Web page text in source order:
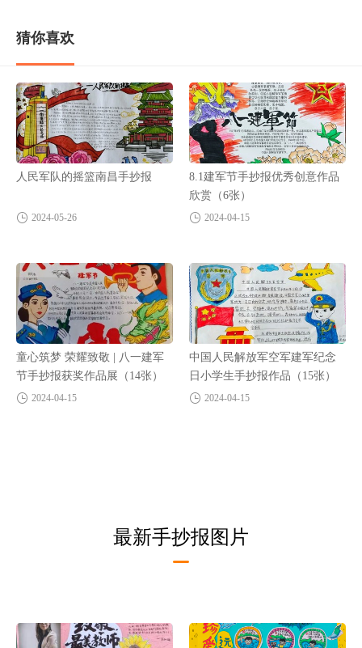
猜你喜欢
人民军队的摇篮南昌手抄报
2024-05-26
8.1建军节手抄报优秀创意作品
欣赏（6张）
2024-04-15
童心筑梦 荣耀致敬 | 八一建军
节手抄报获奖作品展（14张）
2024-04-15
中国人民解放军空军建军纪念
日小学生手抄报作品（15张）
2024-04-15
最新手抄报图片